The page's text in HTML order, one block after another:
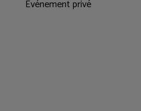
Evénement privé